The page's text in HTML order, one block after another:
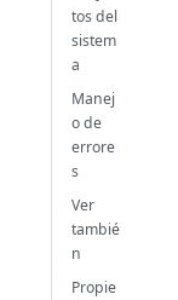
tos del
sistem
a
Manej
o de
errore
s
Ver
tambié
n
Propie